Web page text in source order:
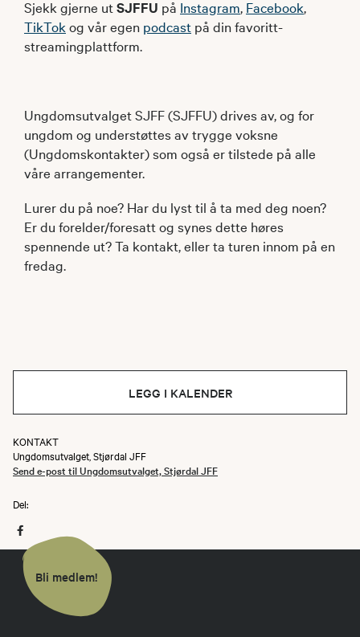
Sjekk gjerne utSJFFU på Instagram, Facebook,
TikTok og vår egen podcast på din favoritt-
streamingplattform.
Ungdomsutvalget SJFF (SJFFU) drives av, og for
ungdom og understøttes av trygge voksne
(Ungdomskontakter) som også er tilstede på alle
våre arrangementer.
Lurer du på noe? Har du lyst til å ta med deg noen?
Er du forelder/foresatt og synes dette høres
spennende ut? Ta kontakt, eller ta turen innom på en
fredag.
LEGG I KALENDER
KONTAKT
Ungdomsutvalget, Stjørdal JFF
Send e-post til Ungdomsutvalget, Stjørdal JFF
Del:
Bli medlem!